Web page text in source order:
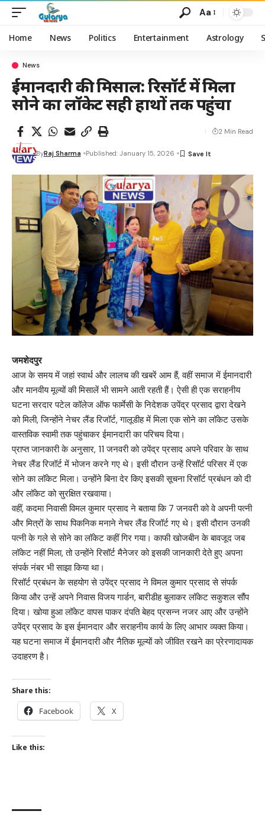
Aa
Home News Politics Entertainment Astrology
News
ईमानदारी की मिसाल: रिसॉर्ट में मिला
सोने का लॉकेट सही हाथों तक पहुंचा
ByRaj Sharma Published: January 15, 2026
2 Min Read
जमशेदपुर
आज के समय में जहां स्वार्थ और लालच की खबरें आम हैं, वहीं समाज में ईमानदारी
और मानवीय मूल्यों की मिसालें भी सामने आती रहती हैं। ऐसी ही एक सराहनीय
घटना सरदार पटेल कॉलेज ऑफ फार्मेसी के निदेशक उपेंद्र प्रसाद द्वारा देखने
को मिली, जिन्होंने नेचर लैंड रिजॉर्ट, गालूडीह में मिला एक सोने का लॉकेट उसके
वास्तविक स्वामी तक पहुंचाकर ईमानदारी का परिचय दिया।
प्राप्त जानकारी के अनुसार, 11 जनवरी को उपेंद्र प्रसाद अपने परिवार के साथ
नेचर लैंड रिजॉर्ट में भोजन करने गए थे। इसी दौरान उन्हें रिसॉर्ट परिसर में एक
सोने का लॉकेट मिला। उन्होंने बिना देर किए इसकी सूचना रिसॉर्ट प्रबंधन को दी
और लॉकेट को सुरक्षित रखवाया।
वहीं, कदमा निवासी विमल कुमार प्रसाद ने बताया कि 7 जनवरी को वे अपनी पत्नी
और मित्रों के साथ पिकनिक मनाने नेचर लैंड रिजॉर्ट गए थे। इसी दौरान उनकी
पत्नी के गले से सोने का लॉकेट कहीं गिर गया। काफी खोजबीन के बावजूद जब
लॉकेट नहीं मिला, तो उन्होंने रिसॉर्ट मैनेजर को इसकी जानकारी देते हुए अपना
संपर्क नंबर भी साझा किया था।
रिसॉर्ट प्रबंधन के सहयोग से उपेंद्र प्रसाद ने विमल कुमार प्रसाद से संपर्क
किया और उन्हें अपने निवास विजय गार्डन, बारीडीह बुलाकर लॉकेट सकुशल सौंप
दिया। खोया हुआ लॉकेट वापस पाकर दंपति बेहद प्रसन्न नजर आए और उन्होंने
उपेंद्र प्रसाद के इस ईमानदार और सराहनीय कार्य के लिए आभार व्यक्त किया।
यह घटना समाज में ईमानदारी और नैतिक मूल्यों को जीवित रखने का प्रेरणादायक
उदाहरण है।
Share this:
Facebook X
Like this: